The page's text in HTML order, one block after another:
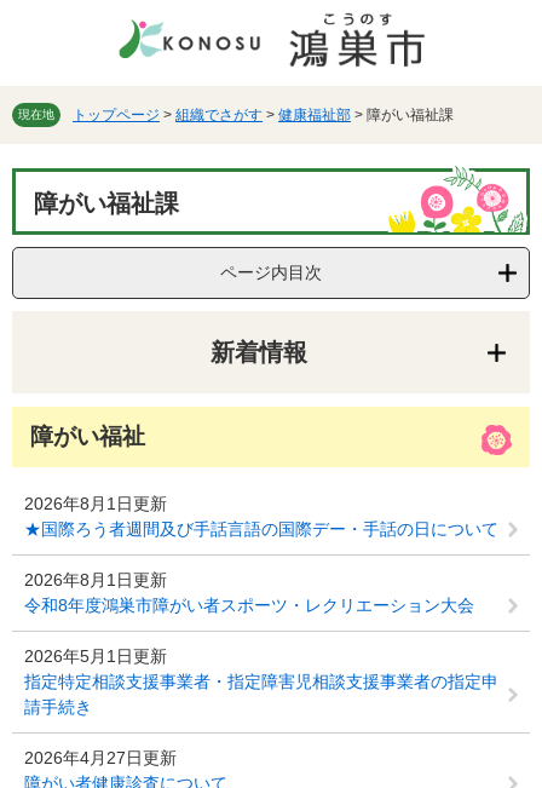
先
で
を
ば
本
へ
現在地 トップページ > 組織でさがす > 健康福祉部 > 障がい福祉課
障がい福祉課
ページ内目次
新着情報
障がい福祉
2026年8月1日更新
★国際ろう者週間及び手話言語の国際デー・手話の日について
2026年8月1日更新
令和8年度鴻巣市障がい者スポーツ・レクリエーション大会
2026年5月1日更新
指定特定相談支援事業者・指定障害児相談支援事業者の指定申
請手続き
2026年4月27日更新
障がい者健康診査について